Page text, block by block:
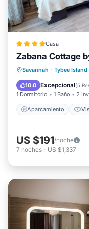
Casa
Zabana Cottage
Savannah · Tybee Island
10.0 Excepcional(5
1 Dormitorio 1 Baño 2
Aparcamiento
Aire
US $191/noche
7 noches - US $1,337